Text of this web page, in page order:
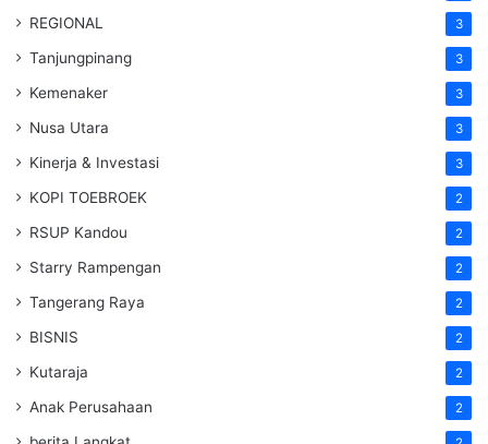
REGIONAL 3
Tanjungpinang 3
Kemenaker 3
Nusa Utara 3
Kinerja & Investasi 3
KOPI TOEBROEK 2
RSUP Kandou 2
Starry Rampengan 2
Tangerang Raya 2
BISNIS 2
Kutaraja 2
Anak Perusahaan 2